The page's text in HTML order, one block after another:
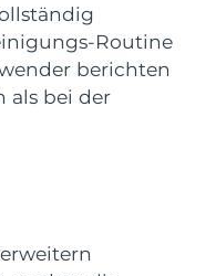
Routine
berichten
als bei der
Lieferung
Lieferung 8/11/26